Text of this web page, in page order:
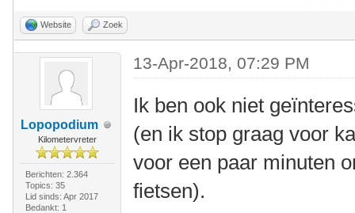
Website Zoek
Lopopodium
Kilometervreter
Berichten: 2.364
Topics: 35
Lid sinds: Apr 2017
Bedankt: 1
13-Apr-2018, 07:29 PM
Ik ben ook niet
(en ik stop graag voor
voor een paar minuten
fietsen).